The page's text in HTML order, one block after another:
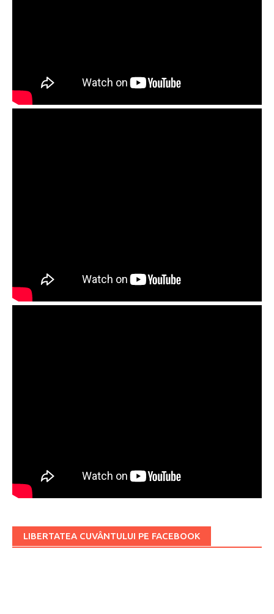
LIBERTATEA CUVÂNTULUI PE FACEBOOK